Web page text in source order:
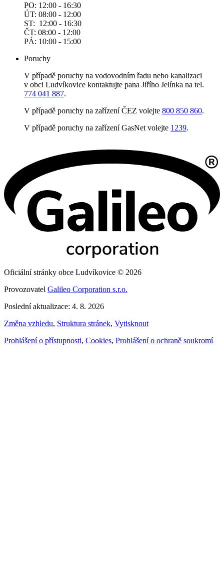
PO: 12:00 - 16:30
ÚT: 08:00 - 12:00
ST: 12:00 - 16:30
ČT: 08:00 - 12:00
PÁ: 10:00 - 15:00
Poruchy
V případě poruchy na vodovodním řadu nebo kanalizaci
v obci Ludvíkovice kontaktujte pana Jiřího Jelínka na tel.
774 041 887.
V případě poruchy na zařízení ČEZ volejte 800 850 860.
V případě poruchy na zařízení GasNet volejte 1239.
Oficiální stránky obce Ludvíkovice © 2026
Provozovatel Galileo Corporation s.r.o.
Poslední aktualizace: 4. 8. 2026
Změna vzhledu, Struktura stránek, Vytisknout
Prohlášení o přístupnosti, Cookies, Prohlášení o ochraně soukromí